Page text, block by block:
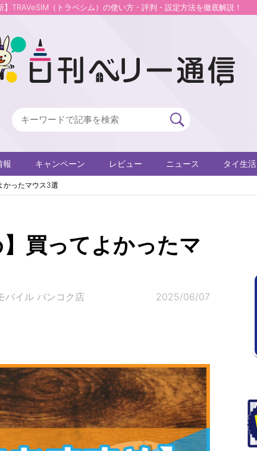
】TRAVeSIM（トラベシム）の使い方・評判・設定方法を徹底解説！
報 キャンペーン レビュー ニュース タイ生活
かったマウス3選
】買ってよかったマ
バイル バンコク店 2025/06/07